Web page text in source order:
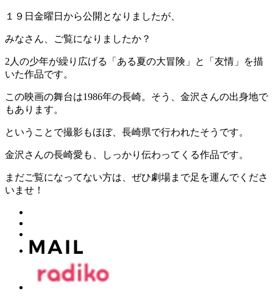
１９日金曜日から公開となりましたが、
みなさん、ご覧になりましたか？
2人の少年が繰り広げる「ある夏の大冒険」と「友情」を描
いた作品です。
この映画の舞台は1986年の長崎。そう、金沢さんの出身地で
もあります。
ということで撮影もほぼ、長崎県で行われたそうです。
金沢さんの長崎愛も、しっかり伝わってくる作品です。
まだご覧になってない方は、ぜひ劇場まで足を運んでくださ
いませ！